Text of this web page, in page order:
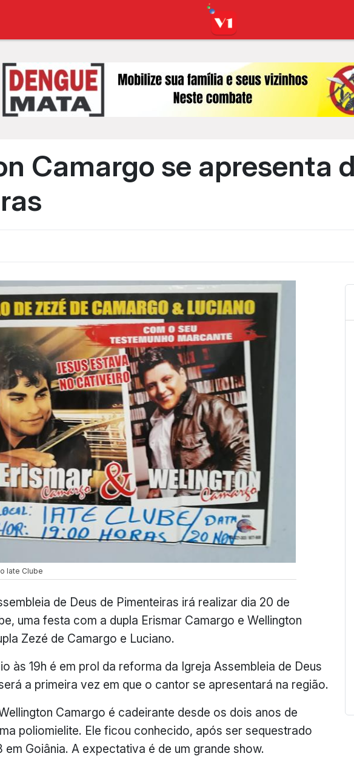
Camargo se apresenta
Iate Clube
de Deus de Pimenteiras irá realizar dia 20 de
uma festa com a dupla Erismar Camargo e Wellington
Zezé de Camargo e Luciano.
às 19h é em prol da reforma da Igreja Assembleia de Deus
a primeira vez em que o cantor se apresentará na região.
Camargo é cadeirante desde os dois anos de
poliomielite. Ele ficou conhecido, após ser sequestrado
em Goiânia. A expectativa é de um grande show.